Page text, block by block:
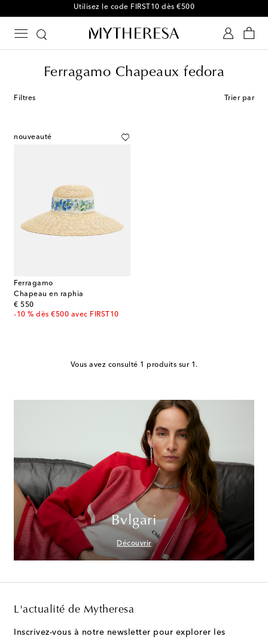
Utilisez le code FIRST10 dès €500
Ferragamo Chapeaux fedora
Filtres Trier par
nouveauté
Ferragamo
Chapeau en raphia
€ 550
original price
-10 % dès €500 avec FIRST10
Vous avez consulté 1 produits sur 1.
Bvlgari
Découvrir
L'actualité de Mytheresa
Inscrivez-vous à notre newsletter pour explorer les